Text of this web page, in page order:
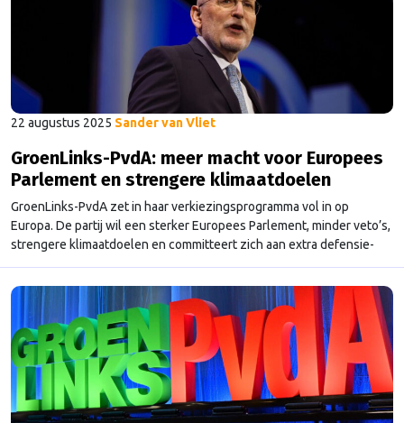
22 augustus 2025 Sander van Vliet
GroenLinks-PvdA: meer macht voor Europees
Parlement en strengere klimaatdoelen
GroenLinks-PvdA zet in haar verkiezingsprogramma vol in op
Europa. De partij wil een sterker Europees Parlement, minder veto’s,
strengere klimaatdoelen en committeert zich aan extra defensie-
uitgaven, zonder dat dit ten koste gaat van zorg en onderwijs.